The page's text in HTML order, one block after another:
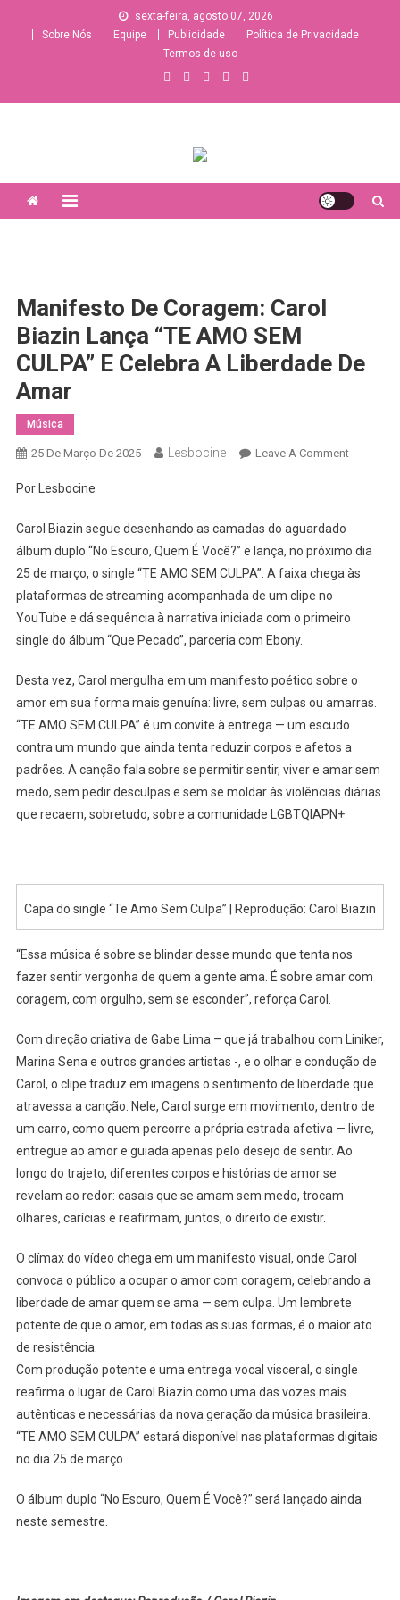
sexta-feira, agosto 07, 2026
Sobre Nós
Equipe Publicidade
Política de Privacidade
Termos de uso
lésbico/bissexual/sáfico
Manifesto De Coragem: Carol
Biazin Lança “TE AMO SEM
CULPA” E Celebra A Liberdade De
Amar
Música
25 De Março De 2025 Lesbocine Leave A CommentOn
Biazin
Lança
AMO
E
Celebra
A
Por Lesbocine
Carol Biazin segue desenhando as camadas do aguardado
álbum duplo “No Escuro, Quem É Você?” e lança, no próximo dia
25 de março, o single “TE AMO SEM CULPA”. A faixa chega às
plataformas de streaming acompanhada de um clipe no
YouTube e dá sequência à narrativa iniciada com o primeiro
single do álbum “Que Pecado”, parceria com Ebony.
Desta vez, Carol mergulha em um manifesto poético sobre o
amor em sua forma mais genuína: livre, sem culpas ou amarras.
“TE AMO SEM CULPA” é um convite à entrega — um escudo
contra um mundo que ainda tenta reduzir corpos e afetos a
padrões. A canção fala sobre se permitir sentir, viver e amar sem
medo, sem pedir desculpas e sem se moldar às violências diárias
que recaem, sobretudo, sobre a comunidade LGBTQIAPN+.
Capa do single “Te Amo Sem Culpa” | Reprodução: Carol Biazin
“Essa música é sobre se blindar desse mundo que tenta nos
fazer sentir vergonha de quem a gente ama. É sobre amar com
coragem, com orgulho, sem se esconder”, reforça Carol.
Com direção criativa de Gabe Lima – que já trabalhou com Liniker,
Marina Sena e outros grandes artistas -, e o olhar e condução de
Carol, o clipe traduz em imagens o sentimento de liberdade que
atravessa a canção. Nele, Carol surge em movimento, dentro de
um carro, como quem percorre a própria estrada afetiva — livre,
entregue ao amor e guiada apenas pelo desejo de sentir. Ao
longo do trajeto, diferentes corpos e histórias de amor se
revelam ao redor: casais que se amam sem medo, trocam
olhares, carícias e reafirmam, juntos, o direito de existir.
O clímax do vídeo chega em um manifesto visual, onde Carol
convoca o público a ocupar o amor com coragem, celebrando a
liberdade de amar quem se ama — sem culpa. Um lembrete
potente de que o amor, em todas as suas formas, é o maior ato
de resistência.
Com produção potente e uma entrega vocal visceral, o single
reafirma o lugar de Carol Biazin como uma das vozes mais
autênticas e necessárias da nova geração da música brasileira.
“TE AMO SEM CULPA” estará disponível nas plataformas digitais
no dia 25 de março.
O álbum duplo “No Escuro, Quem É Você?” será lançado ainda
neste semestre.